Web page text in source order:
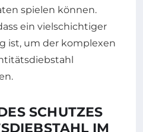
spielen können.
ein vielschichtiger
ist, um der komplexen
SCHUTZES
IM